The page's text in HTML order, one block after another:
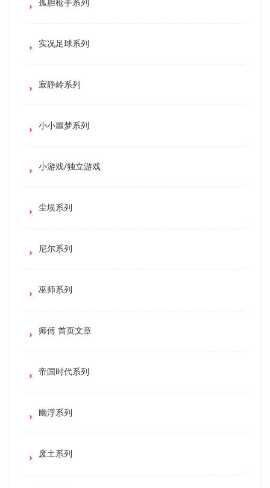
实况足球系列
寂静岭系列
小小噩梦系列
小游戏/独立游戏
尘埃系列
尼尔系列
巫师系列
师傅 首页文章
帝国时代系列
幽浮系列
废土系列